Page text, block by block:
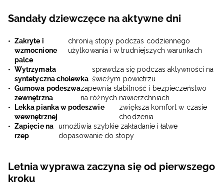
Sandały dziewczęce na aktywne dni
Zakryte i
wzmocnione
palce
chronią stopy podczas codziennego
użytkowania i w trudniejszych warunkach
Wytrzymała
syntetyczna cholewka
sprawdza się podczas aktywności na
świeżym powietrzu
Gumowa podeszwa
zewnętrzna
zapewnia stabilność i bezpieczeństwo
na różnych nawierzchniach
Lekka pianka w podeszwie
wewnętrznej
zwiększa komfort w czasie
chodzenia
Zapięcie na
rzep
umożliwia szybkie zakładanie i łatwe
dopasowanie do stopy
Letnia wyprawa zaczyna się od pierwszego
kroku